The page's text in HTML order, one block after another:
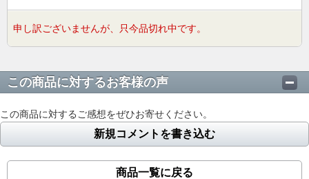
申し訳ございませんが、只今品切れ中です。
この商品に対するお客様の声
この商品に対するご感想をぜひお寄せください。
新規コメントを書き込む
商品一覧に戻る